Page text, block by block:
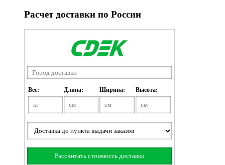
Расчет доставки по России